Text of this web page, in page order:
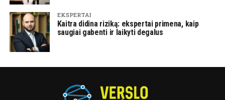
EKSPERTAI
Kaitra didina riziką: ekspertai primena, kaip
saugiai gabenti ir laikyti degalus